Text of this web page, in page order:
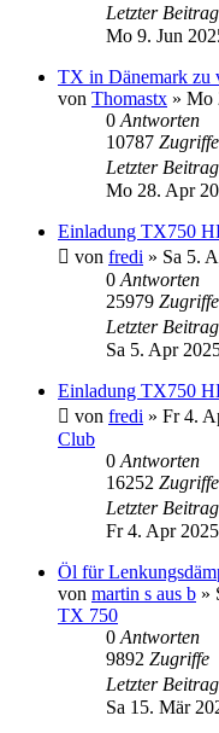
Letzter Beitrag
Mo 9. Jun
TX in Dänemark zu
von Thomastx » Mo
0 Antworten
10787 Zugriffe
Letzter Beitrag
Mo 28. Apr
Einladung TX750
von fredi » Sa 5.
0 Antworten
25979 Zugriffe
Letzter Beitrag
Sa 5. Apr
Einladung TX750
von fredi » Fr 4.
Club
0 Antworten
16252 Zugriffe
Letzter Beitrag
Fr 4. Apr
Öl für
von martin s aus b »
TX 750
0 Antworten
9892 Zugriffe
Letzter Beitrag
Sa 15. Mär